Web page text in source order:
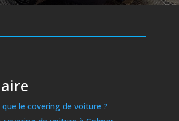
que le covering de voiture ?